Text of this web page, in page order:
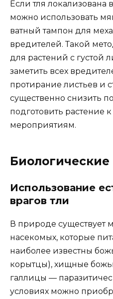
Если тля локализована
можно использовать
ватный тампон для
вредителей. Такой
для растений с густой
заметить всех
протирание листьев и
существенно снизить
подготовить растение
мероприятиям.
Использование
врагов тли
В природе существует
насекомых, которые
наиболее известны
корытцы), хищные
галлицы —
условиях можно